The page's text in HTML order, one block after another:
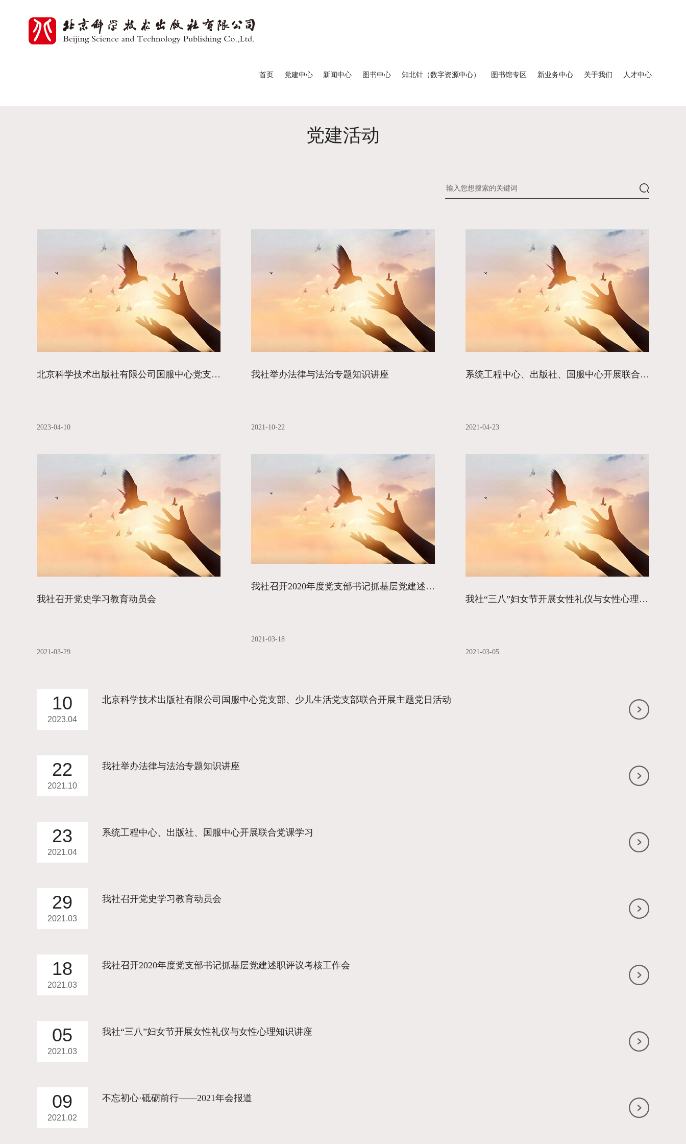
首页 党建中心
党建活动
新闻中心
通知公告
图书中心
重点推荐
知北针（数字资源中心） 图书馆专区 新业务中心 关于我们 人才中心
党建活动
北京科学技术出版社有限公司国服中心党支部、少儿生活党支部联合开展主题党日活动
2023-04-10
我社举办法律与法治专题知识讲座
2021-10-22
系统工程中心、出版社、国服中心开展联合党课学习
2021-04-23
我社召开党史学习教育动员会
2021-03-29
我社召开2020年度党支部书记抓基层党建述职评议考核工作会
2021-03-18
我社“三八”妇女节开展女性礼仪与女性心理知识讲座
2021-03-05
10
2023.04
北京科学技术出版社有限公司国服中心党支部、少儿生活党支部联合开展主题党日活动
22
2021.10
我社举办法律与法治专题知识讲座
23
2021.04
系统工程中心、出版社、国服中心开展联合党课学习
29
2021.03
我社召开党史学习教育动员会
18
2021.03
我社召开2020年度党支部书记抓基层党建述职评议考核工作会
05
2021.03
我社“三八”妇女节开展女性礼仪与女性心理知识讲座
09
2021.02
不忘初心·砥砺前行——2021年会报道